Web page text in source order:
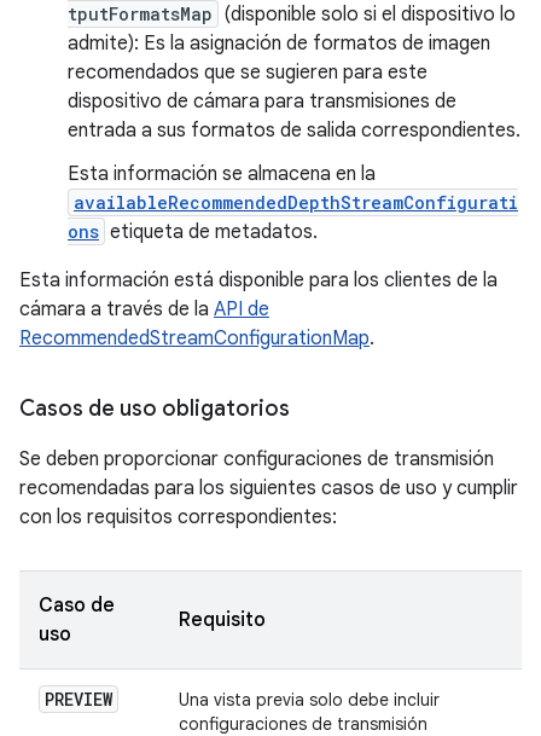
tputFormatsMap (disponible solo si el dispositivo lo
admite): Es la asignación de formatos de imagen
recomendados que se sugieren para este
dispositivo de cámara para transmisiones de
entrada a sus formatos de salida correspondientes.
Esta información se almacena en la
availableRecommendedDepthStreamConfigurati
ons etiqueta de metadatos.
Esta información está disponible para los clientes de la
cámara a través de la API de
RecommendedStreamConfigurationMap.
Casos de uso obligatorios
Se deben proporcionar configuraciones de transmisión
recomendadas para los siguientes casos de uso y cumplir
con los requisitos correspondientes:
Caso de
uso
Requisito
PREVIEW
Una vista previa solo debe incluir
configuraciones de transmisión